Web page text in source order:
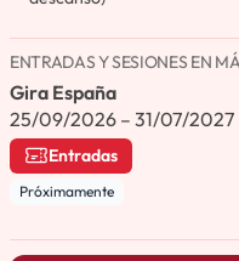
ENTRADAS Y SESIONES EN
Gira España
25/09/2026 – 31/07/2027
Entradas
Próximamente